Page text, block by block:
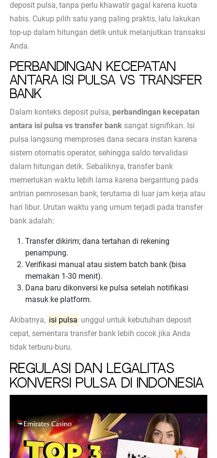
deposit pulsa, tanpa perlu khawatir gagal karena kuota
habis. Cukup pilih satu yang paling praktis, lalu lakukan
top-up dalam hitungan detik untuk melanjutkan transaksi
Anda.
Perbandingan Kecepatan
Antara Isi Pulsa vs Transfer
Bank
Dalam konteks deposit pulsa, perbandingan kecepatan
antara isi pulsa vs transfer bank sangat signifikan. Isi
pulsa langsung memproses dana secara instan karena
sistem otomatis operator, sehingga saldo tervalidasi
dalam hitungan detik. Sebaliknya, transfer bank
memerlukan waktu lebih lama karena bergantung pada
antrian pemrosesan bank, terutama di luar jam kerja atau
hari libur. Urutan waktu yang umum terjadi pada transfer
bank adalah:
Transfer dikirim; dana tertahan di rekening
penampung.
Verifikasi manual atau sistem batch bank (bisa
memakan 1-30 menit).
Dana baru dikonversi ke pulsa setelah notifikasi
masuk ke platform.
Akibatnya, isi pulsa unggul untuk kebutuhan deposit
cepat, sementara transfer bank lebih cocok jika Anda
tidak terburu-buru.
Regulasi dan Legalitas
Konversi Pulsa di Indonesia